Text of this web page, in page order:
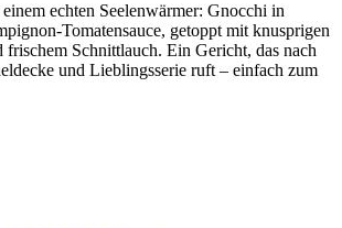
einem echten Seelenwärmer: Gnocchi in
Tomatensauce, getoppt mit knusprigen
frischem Schnittlauch. Ein Gericht, das nach
und Lieblingsserie ruft – einfach zum